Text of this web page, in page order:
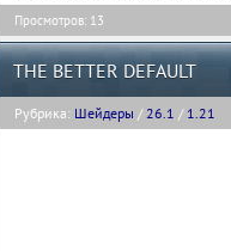
Просмотров: 13
THE BETTER DEFAULT
Рубрика: Шейдеры /26.1 / 1.21